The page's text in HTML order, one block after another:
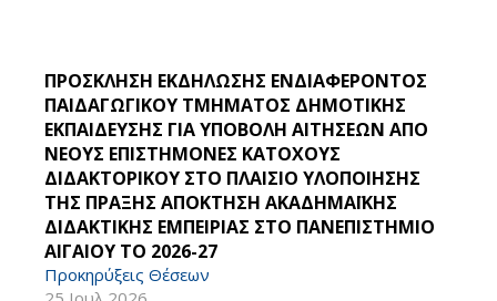
ΠΡΟΣΚΛΗΣΗ ΕΚΔΗΛΩΣΗΣ ΕΝΔΙΑΦΕΡΟΝΤΟΣ
ΠΑΙΔΑΓΩΓΙΚΟΥ ΤΜΗΜΑΤΟΣ ΔΗΜΟΤΙΚΗΣ
ΕΚΠΑΙΔΕΥΣΗΣ ΓΙΑ ΥΠΟΒΟΛΗ ΑΙΤΗΣΕΩΝ ΑΠΟ
ΝΕΟΥΣ ΕΠΙΣΤΗΜΟΝΕΣ ΚΑΤΟΧΟΥΣ
ΔΙΔΑΚΤΟΡΙΚΟΥ ΣΤΟ ΠΛΑΙΣΙΟ ΥΛΟΠΟΙΗΣΗΣ
ΤΗΣ ΠΡΑΞΗΣ ΑΠΟΚΤΗΣΗ ΑΚΑΔΗΜΑΪΚΗΣ
ΔΙΔΑΚΤΙΚΗΣ ΕΜΠΕΙΡΙΑΣ ΣΤΟ ΠΑΝΕΠΙΣΤΗΜΙΟ
ΑΙΓΑΙΟΥ ΤΟ 2026-27
Προκηρύξεις Θέσεων